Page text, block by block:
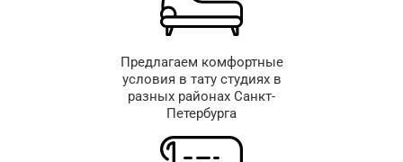
Предлагаем комфортные
условия в тату студиях в
разных районах Санкт-
Петербурга